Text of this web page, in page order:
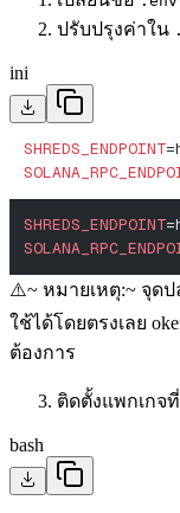
ปรับปรุงค่าใน
ini
SHREDS_ENDPOINT
SHREDS_ENDPOINT
⚠️~ หมายเหตุ:~ จุด
ใช้ได้โดยตรงเลย
ต้องการ
ติดตั้งแพกเกจ
bash